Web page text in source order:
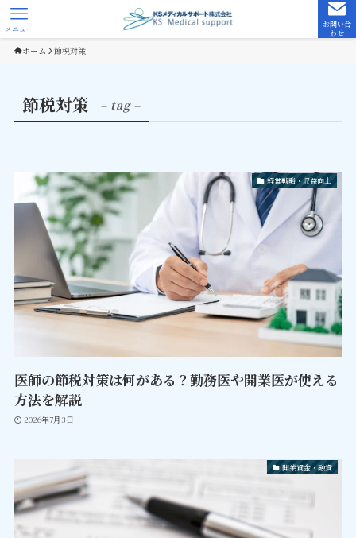
お問い合
わせ
メニュー
ホーム 節税対策
節税対策 – tag –
経営戦略・収益向上
医師の節税対策は何がある？勤務医や開業医が使える
方法を解説
2026年7月3日
開業資金・融資